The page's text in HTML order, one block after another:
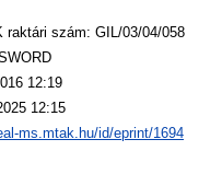
raktári szám: GIL/03/04/058
12:19
12:15
ms.mtak.hu/id/eprint/1694